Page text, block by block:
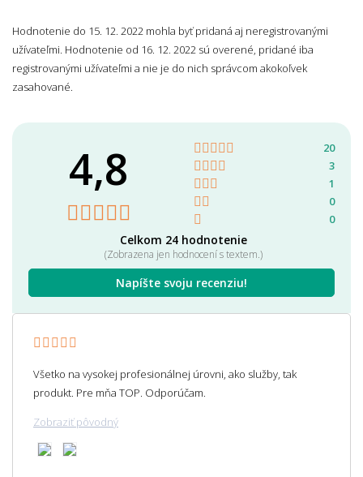
Hodnotenie do 15. 12. 2022 mohla byť pridaná aj neregistrovanými
užívateľmi. Hodnotenie od 16. 12. 2022 sú overené, pridané iba
registrovanými užívateľmi a nie je do nich správcom akokoľvek
zasahované.
4,8
Celkom 24 hodnotenie
(Zobrazena jen hodnocení s textem.)
Napíšte svoju recenziu!
20
3
1
0
0
Všetko na vysokej profesionálnej úrovni, ako služby, tak
produkt. Pre mňa TOP. Odporúčam.
Zobraziť pôvodný